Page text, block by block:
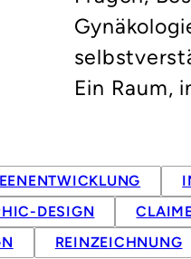
Ein Raum,
DESIGN
REINZEICHNUNG